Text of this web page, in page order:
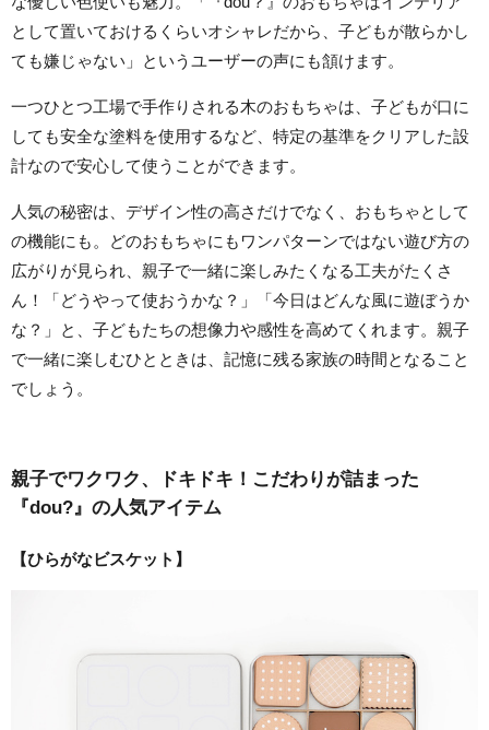
として置いておけるくらいオシャレだから、子どもが散らかし
ても嫌じゃない」というユーザーの声にも頷けます。
一つひとつ工場で手作りされる木のおもちゃは、子どもが口に
しても安全な塗料を使用するなど、特定の基準をクリアした設
計なので安心して使うことができます。
人気の秘密は、デザイン性の高さだけでなく、おもちゃとして
の機能にも。どのおもちゃにもワンパターンではない遊び方の
広がりが見られ、親子で一緒に楽しみたくなる工夫がたくさ
ん！「どうやって使おうかな？」「今日はどんな風に遊ぼうか
な？」と、子どもたちの想像力や感性を高めてくれます。親子
で一緒に楽しむひとときは、記憶に残る家族の時間となること
でしょう。
親子でワクワク、ドキドキ！こだわりが詰まった
『dou?』の人気アイテム
【ひらがなビスケット】